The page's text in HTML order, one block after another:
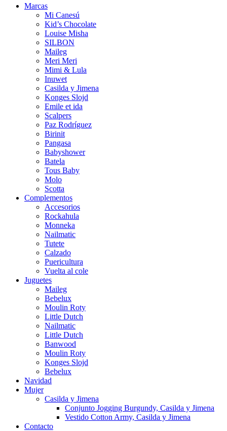
Marcas
Mi Canesú
Kid’s Chocolate
Louise Misha
SILBON
Maileg
Meri Meri
Mimi & Lula
Inuwet
Casilda y Jimena
Konges Slojd
Emile et ida
Scalpers
Paz Rodríguez
Birinit
Pangasa
Babyshower
Batela
Tous Baby
Molo
Scotta
Complementos
Accesorios
Rockahula
Monneka
Nailmatic
Tutete
Calzado
Puericultura
Vuelta al cole
Juguetes
Maileg
Bebelux
Moulin Roty
Little Dutch
Nailmatic
Little Dutch
Banwood
Moulin Roty
Konges Slojd
Bebelux
Navidad
Mujer
Casilda y Jimena
Conjunto Jogging Burgundy, Casilda y Jimena
Vestido Cotton Army, Casilda y Jimena
Contacto